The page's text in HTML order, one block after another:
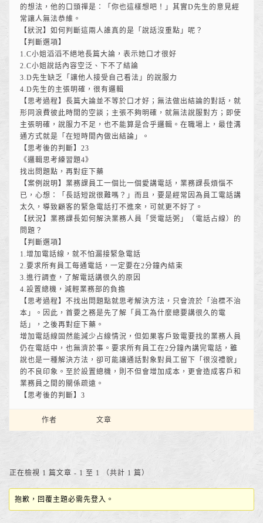
的想法，他的口頭禪是：「你也這樣想吧！」其實D先生的意見經
常讓人無法恭維。
【狀況】如何判斷這兩人誰真的是「說話沒重點」呢？
【判斷選項】
1.C小姐滔滔不絕地長篇大論，表示她口才很好
2.C小姐說話內容空泛、下不了結論
3.D先生缺乏「讓他人接受自己看法」的說服力
4.D先生的主張明確，很有邏輯
【思考過程】長篇大論並不等於口才好；無法做出結論的對話，就
形同浪費彼此時間的空談；主張不夠明確，就無法說服對方；即使
主張明確，說服力不足，也不能算是合乎邏輯。在職場上，最佳溝
通方式就是「在短時間內做出結論」。
【思考後的判斷】23
《邏輯思考練習題4》
找出問題點，再對症下藥
【案例說明】業務課員工一個比一個愛講電話，業務課長煩惱不
已，心想：「長話短說很難嗎？」而且，要是經常因為員工電話講
太久，導致顧客的緊急電話打不進來，可就更不好了。
【狀況】業務課長如何解決業務人員「煲電話粥」（電話占線）的
問題？
【判斷選項】
1.增加電話線，就不怕漏接緊急電話
2.要求所有員工每通電話，一定要在2分鐘內結束
3.進行調查，了解電話講很久的原因
4.設置總機，減輕業務部的負擔
【思考過程】不找出問題點就思考解決方法，只會流於「治標不治
本」。因此，首要之務是先了解「員工為什麼總要講很久的電
話」，之後再對症下藥。
增加電話線固然能減少占線情況，但如果客戶致電要找的業務人員
仍在電話中，也無濟於事。要求所有員工在2分鐘內講完電話，雖
說也是一種解決方法，卻可能讓通話對象對員工留下「很沒禮貌」
的不良印象。至於設置總機，則不但會增加成本，更會造成客戶和
業務員之間的關係疏遠。
【思考後的判斷】3
作者 文章
正在檢視 1 篇文章 - 1 至 1 （共計 1 篇）
抱歉，回覆主題必需先登入。